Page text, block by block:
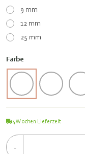
9 mm
12 mm
25 mm
Farbe
4Wochen Lieferzeit
-